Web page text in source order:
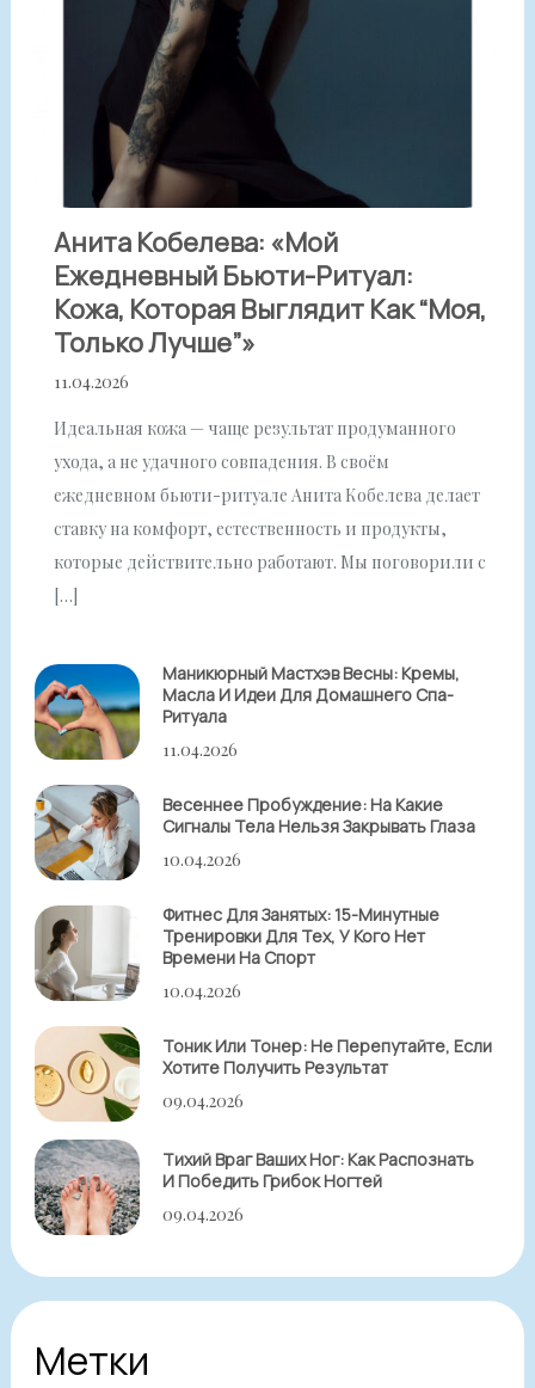
Анита Кобелева: «Мой
Ежедневный Бьюти-Ритуал:
Кожа, Которая Выглядит Как “моя,
Только Лучше”»
11.04.2026
Идеальная кожа — чаще результат продуманного
ухода, а не удачного совпадения. В своём
ежедневном бьюти-ритуале Анита Кобелева делает
ставку на комфорт, естественность и продукты,
которые действительно работают. Мы поговорили с
[…]
Маникюрный Мастхэв Весны: Кремы,
Масла И Идеи Для Домашнего Спа-
Ритуала
11.04.2026
Весеннее Пробуждение: На Какие
Сигналы Тела Нельзя Закрывать Глаза
10.04.2026
Фитнес Для Занятых: 15-Минутные
Тренировки Для Тех, У Кого Нет
Времени На Спорт
10.04.2026
Тоник Или Тонер: Не Перепутайте, Если
Хотите Получить Результат
09.04.2026
Тихий Враг Ваших Ног: Как Распознать
И Победить Грибок Ногтей
09.04.2026
Метки